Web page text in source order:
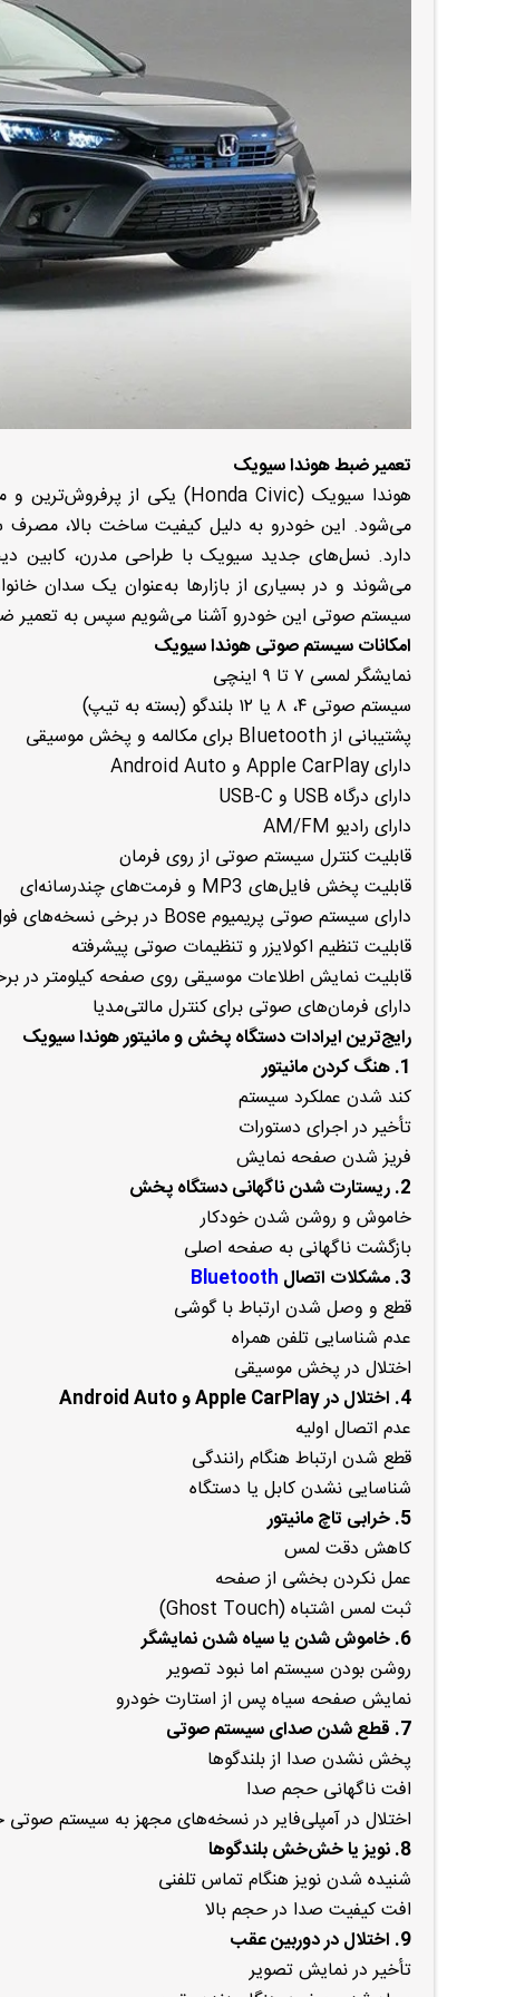
تعمیر ضبط هوندا سیویک
می‌شود. این خودرو به دلیل کیفیت ساخت بالا،
دارد. نسل‌های جدید سیویک با طراحی مدرن، کابین
می‌شوند و در بسیاری از بازارها به‌عنوان یک سدان
سیستم صوتی این خودرو آشنا می‌شویم سپس به تعمیر
امکانات سیستم صوتی هوندا سیویک
نمایشگر لمسی ۷ تا ۹ اینچی
سیستم صوتی ۴، ۸ یا ۱۲ بلندگو (بسته به تیپ)
پشتیبانی از Bluetooth برای مکالمه و پخش موسیقی
دارای Apple CarPlay و Android Auto
دارای درگاه USB و USB-C
دارای رادیو AM/FM
قابلیت کنترل سیستم صوتی از روی فرمان
قابلیت پخش فایل‌های MP3 و فرمت‌های چندرسانه‌ای
دارای سیستم صوتی پریمیوم Bose در برخی نسخه‌های فول آپشن
قابلیت تنظیم اکولایزر و تنظیمات صوتی پیشرفته
قابلیت نمایش اطلاعات موسیقی روی صفحه کیلومتر در
دارای فرمان‌های صوتی برای کنترل مالتی‌مدیا
رایج‌ترین ایرادات دستگاه پخش و مانیتور هوندا سیویک
1. هنگ کردن مانیتور
کند شدن عملکرد سیستم
تأخیر در اجرای دستورات
فریز شدن صفحه نمایش
2. ریستارت شدن ناگهانی دستگاه پخش
خاموش و روشن شدن خودکار
بازگشت ناگهانی به صفحه اصلی
3. مشکلات اتصال
Bluetooth
قطع و وصل شدن ارتباط با گوشی
عدم شناسایی تلفن همراه
اختلال در پخش موسیقی
4. اختلال در Apple CarPlay و Android Auto
عدم اتصال اولیه
قطع شدن ارتباط هنگام رانندگی
شناسایی نشدن کابل یا دستگاه
5. خرابی تاچ مانیتور
کاهش دقت لمس
عمل نکردن بخشی از صفحه
ثبت لمس اشتباه (Ghost Touch)
6. خاموش شدن یا سیاه شدن نمایشگر
روشن بودن سیستم اما نبود تصویر
نمایش صفحه سیاه پس از استارت خودرو
7. قطع شدن صدای سیستم صوتی
پخش نشدن صدا از بلندگوها
افت ناگهانی حجم صدا
اختلال در آمپلی‌فایر در نسخه‌های مجهز به سیستم صوتی
8. نویز یا خش‌خش بلندگوها
شنیده شدن نویز هنگام تماس تلفنی
افت کیفیت صدا در حجم بالا
9. اختلال در دوربین عقب
تأخیر در نمایش تصویر